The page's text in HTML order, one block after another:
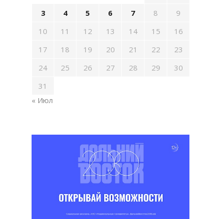
3
4 5 6 7 8
9
10
11 12 13 14 15
16
17
18 19 20 21 22
23
24
25 26 27 28 29
30
31
« Июл